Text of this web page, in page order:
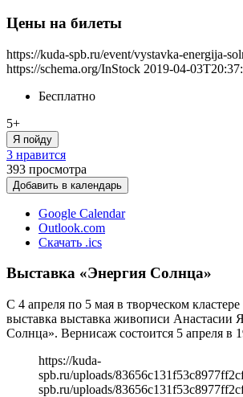
Цены на билеты
https://kuda-spb.ru/event/vystavka-energija-
https://schema.org/InStock 2019-04-
Бесплатно
5+
Я пойду
3 нравится
393 просмотра
Добавить в календарь
Google Calendar
Outlook.com
Скачать .ics
Выставка «Энергия Солнца»
С 4 апреля по 5 мая в творческом
выставка выставка живописи Анастасии
Солнца». Вернисаж состоится 5 апреля в
https://kuda-
spb.ru/uploads/
spb.ru/uploads/